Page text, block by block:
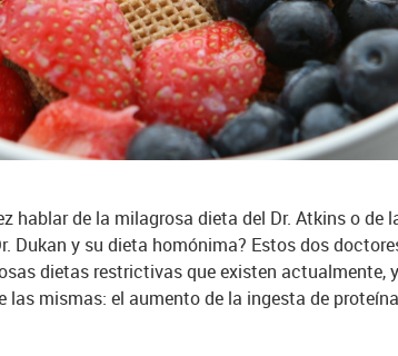
hablar de la milagrosa dieta del Dr. Atkins o de
Dukan y su dieta homónima? Estos dos
dietas restrictivas que existen actualmente,
las mismas: el aumento de la ingesta de